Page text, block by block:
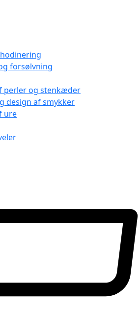
forsølvning
perler og stenkæder
design af smykker
ure